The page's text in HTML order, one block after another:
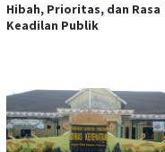
Hibah, Prioritas, dan Rasa
Keadilan Publik